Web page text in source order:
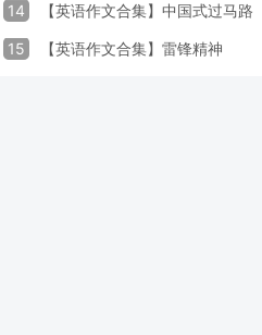
14 【英语作文合集】中国式过马路
15 【英语作文合集】雷锋精神